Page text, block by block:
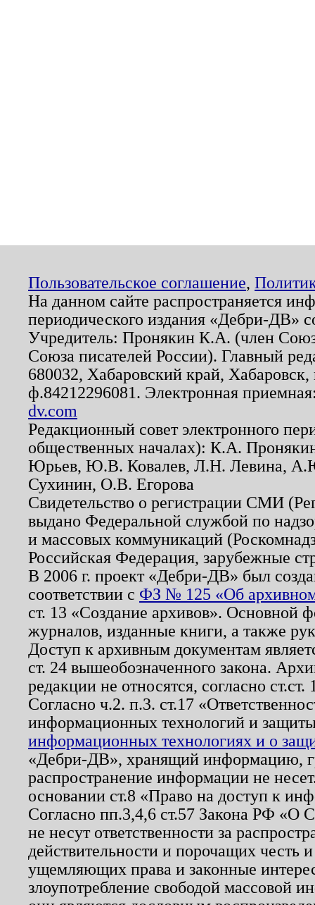
Пользовательское соглашение,
На данном сайте распространяется
периодического издания «Дебри-ДВ»
Учредитель: Пронякин К.А. (член
Союза писателей России). Главный
680032, Хабаровский край,
ф.84212296081. Электронная
dv.com
Редакционный совет электронного
общественных началах): К.А.
Юрьев, Ю.В. Ковалев, Л.Н. Левина,
Сухинин, О.В. Егорова
Свидетельство о регистрации СМИ
выдано Федеральной службой по
и массовых коммуникаций
Российская Федерация, зарубежные
В 2006 г. проект «Дебри-ДВ» был
соответствии с ФЗ № 125 «Об
ст. 13 «Создание архивов». Основной
журналов, изданные книги, а также
Доступ к архивным документам
ст. 24 вышеобозначенного закона.
редакции не относятся, согласно
Согласно ч.2. п.3. ст.17
информационных технологий и
информационных технологиях и о
«Дебри-ДВ», хранящий информацию,
распространение информации не
основании ст.8 «Право на доступ к
Согласно пп.3,4,6 ст.57 Закона РФ «О
не несут ответственности за
действительности и порочащих честь
ущемляющих права и законные
злоупотребление свободой массовой